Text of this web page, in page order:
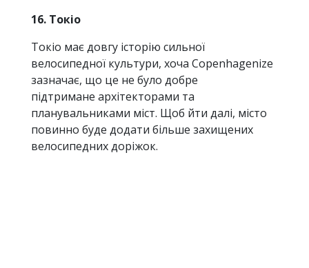
16. Токіо
Токіо має довгу історію сильної
велосипедної культури, хоча Copenhagenize
зазначає, що це не було добре
підтримане архітекторами та
планувальниками міст. Щоб йти далі, місто
повинно буде додати більше захищених
велосипедних доріжок.